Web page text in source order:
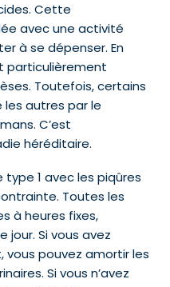
Cette
avec une activité
à se dépenser. En
particulièrement
Toutefois, certains
autres par le
C’est
héréditaire.
1 avec les piqûres
Toutes les
à heures fixes,
jour. Si vous avez
, vous pouvez amortir les
Si vous n’avez